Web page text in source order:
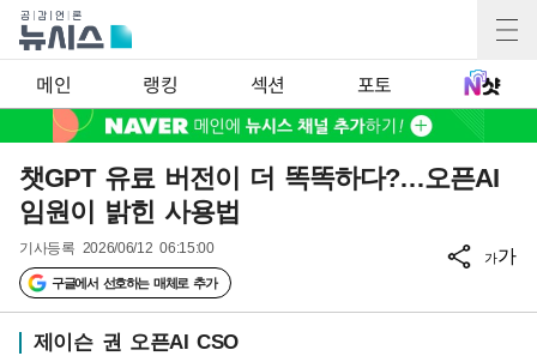
메인 랭킹 섹션 포토
챗GPT 유료 버전이 더 똑똑하다?…오픈AI
임원이 밝힌 사용법
기사등록 2026/06/12 06:15:00
구글에서 선호하는 매체로 추가
가가
제이슨 권 오픈AI CSO